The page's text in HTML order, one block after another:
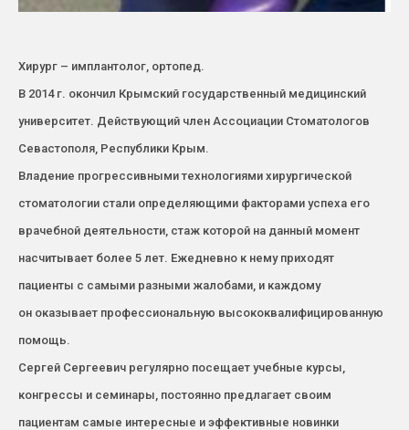
Хирург – имплантолог, ортопед.
В 2014 г. окончил Крымский государственный медицинский
университет. Действующий член Ассоциации Стоматологов
Севастополя, Республики Крым.
Владение прогрессивными технологиями хирургической
стоматологии стали определяющими факторами успеха его
врачебной деятельности, стаж которой на данный момент
насчитывает более 5 лет. Ежедневно к нему приходят
пациенты с самыми разными жалобами, и каждому
он оказывает профессиональную высококвалифицированную
помощь.
Сергей Сергеевич регулярно посещает учебные курсы,
конгрессы и семинары, постоянно предлагает своим
пациентам самые интересные и эффективные новинки